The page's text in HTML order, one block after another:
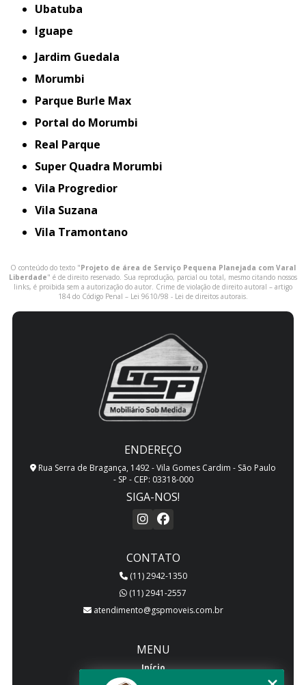
Ubatuba
iguape
Jardim Guedala
Morumbi
Parque Burle Max
Portal do Morumbi
Real Parque
Super Quadra Morumbi
Vila Progredior
Vila Suzana
Vila Tramontano
O conteúdo do texto "Projeto de área de Serviço Pequena Planejada com Varal
Liberdade" é de direito reservado. Sua reprodução, parcial ou total, mesmo citando nossos
links, é proibida sem a autorização do autor. Crime de violação de direito autoral – artigo
184 do Código Penal – Lei 9610/98 - Lei de direitos autorais.
ENDEREÇO
Rua Serra de Bragança, 1492 - Vila Gomes Cardim - São Paulo
- SP - CEP: 03318-000
SIGA-NOS!
CONTATO
(11) 2942-1350
(11) 2941-2557
atendimento@gspmoveis.com.br
MENU
Início